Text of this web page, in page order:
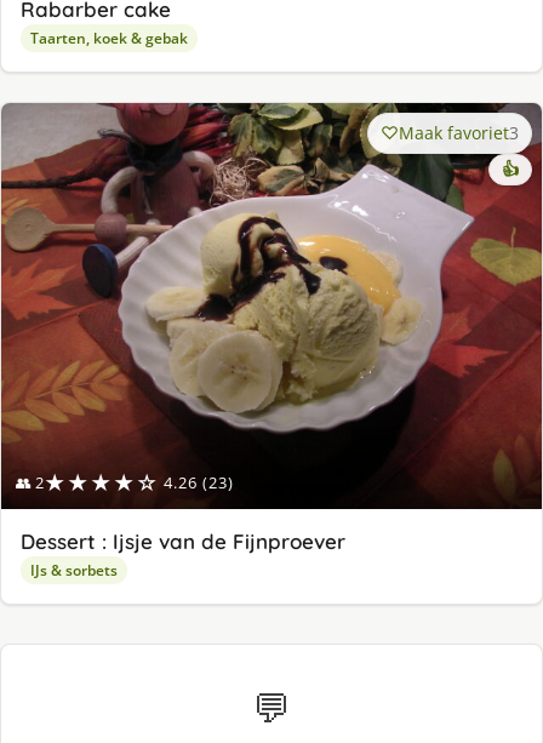
Rabarber cake
Taarten, koek & gebak
👥 2★★★★☆ 4.26 (23)
Maak favoriet3
👍
Dessert : Ijsje van de Fijnproever
IJs & sorbets
💬